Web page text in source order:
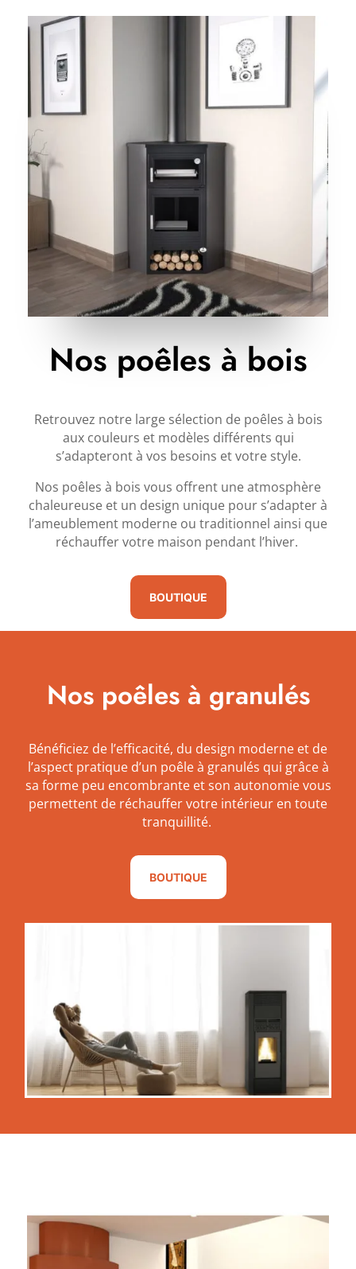
Nos poêles à bois
Retrouvez notre large sélection de poêles à bois
aux couleurs et modèles différents qui
s’adapteront à vos besoins et votre style.
Nos poêles à bois vous offrent une atmosphère
chaleureuse et un design unique pour s’adapter à
l’ameublement moderne ou traditionnel ainsi que
réchauffer votre maison pendant l’hiver.
BOUTIQUE
Nos poêles à granulés
Bénéficiez de l’efficacité, du design moderne et de
l’aspect pratique d’un poêle à granulés qui grâce à
sa forme peu encombrante et son autonomie vous
permettent de réchauffer votre intérieur en toute
tranquillité.
BOUTIQUE